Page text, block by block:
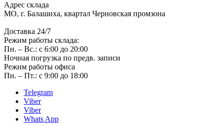
Адрес склада
МО, г. Балашиха, квартал Черновская промзона
Доставка 24/7
Режим работы склада:
Пн. – Вс.: с 6:00 до 20:00
Ночная погрузка по предв. записи
Режим работы офиса
Пн. – Пт.: с 9:00 до 18:00
Telegram
Viber
Viber
Whats App